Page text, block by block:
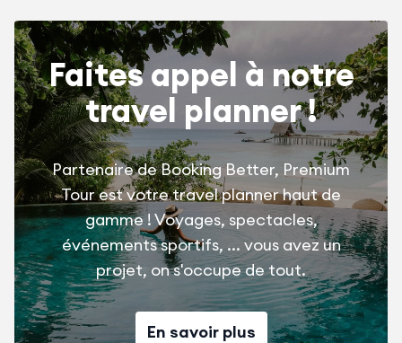
Faites appel à notre
travel planner !
Partenaire de Booking Better, Premium
Tour est votre travel planner haut de
gamme ! Voyages, spectacles,
événements sportifs, ... vous avez un
projet, on s'occupe de tout.
En savoir plus